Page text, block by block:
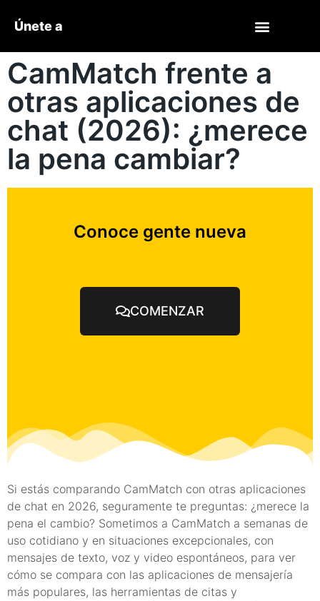
Únete a
CamMatch frente a
otras aplicaciones de
chat (2026): ¿merece
la pena cambiar?
Conoce gente nueva
COMENZAR
Si estás comparando CamMatch con otras aplicaciones
de chat en 2026, seguramente te preguntas: ¿merece la
pena el cambio? Sometimos a CamMatch a semanas de
uso cotidiano y en situaciones excepcionales, con
mensajes de texto, voz y video espontáneos, para ver
cómo se compara con las aplicaciones de mensajería
más populares, las herramientas de citas y